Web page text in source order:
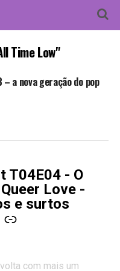
Time Low"
a nova geração do pop
T04E04 - O
Love -
e surtos
com mais um